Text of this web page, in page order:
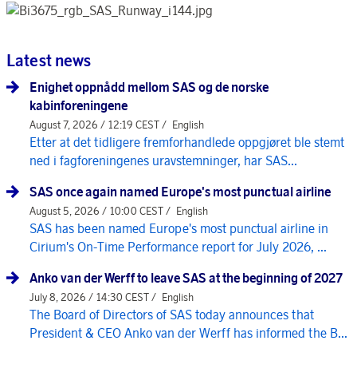
Latest news
Enighet oppnådd mellom SAS og de norske
kabinforeningene
August 7, 2026 / 12:19 CEST / English
Etter at det tidligere fremforhandlede oppgjøret ble stemt
ned i fagforeningenes uravstemninger, har SAS...
SAS once again named Europe's most punctual airline
August 5, 2026 / 10:00 CEST / English
SAS has been named Europe's most punctual airline in
Cirium's On-Time Performance report for July 2026, ...
Anko van der Werff to leave SAS at the beginning of 2027
July 8, 2026 / 14:30 CEST / English
The Board of Directors of SAS today announces that
President & CEO Anko van der Werff has informed the B...